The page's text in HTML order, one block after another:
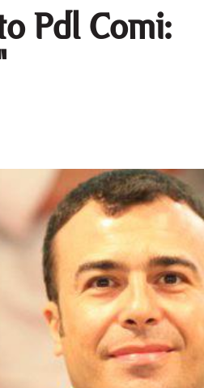
Pdl Comi: